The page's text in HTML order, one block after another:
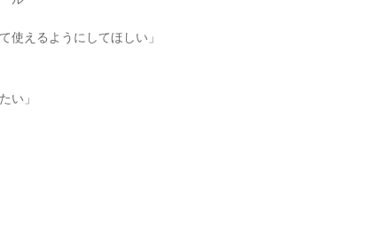
使えるようにしてほしい」
い」